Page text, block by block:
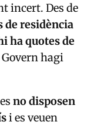
incert. Des de
de residència
ha quotes de
Govern hagi
no disposen
i es veuen